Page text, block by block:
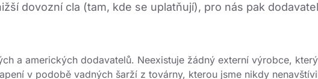
dovozní cla (tam, kde se uplatňují), pro nás pak
a amerických dodavatelů. Neexistuje žádný externí výrobce,
v podobě vadných šarží z továrny, kterou jsme nikdy